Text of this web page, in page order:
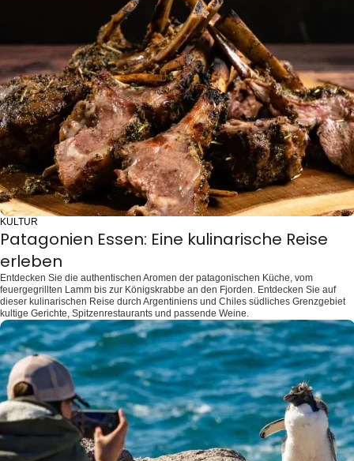
KULTUR
Patagonien Essen: Eine kulinarische Reise
erleben
Entdecken Sie die authentischen Aromen der patagonischen Küche, vom
feuergegrillten Lamm bis zur Königskrabbe an den Fjorden. Entdecken Sie auf
dieser kulinarischen Reise durch Argentiniens und Chiles südliches Grenzgebiet
kultige Gerichte, Spitzenrestaurants und passende Weine.